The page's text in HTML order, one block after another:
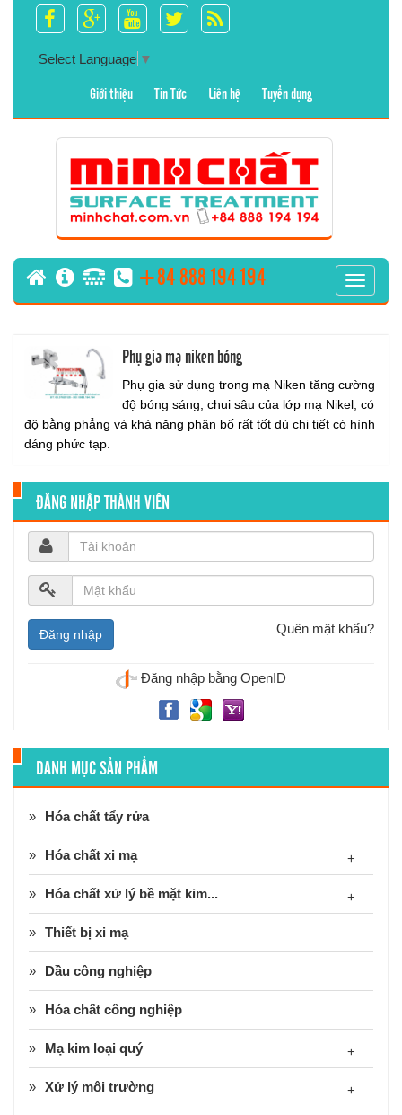
Select Language ▼
Giới thiệu Tin Tức Liên hệ Tuyển dụng
T
o
e
a
g
t
o
n
+84 888 194 194
Phụ gia mạ niken bóng
Phụ gia sử dụng trong mạ Niken tăng cường
độ bóng sáng, chui sâu của lớp mạ Nikel, có
độ bằng phẳng và khả năng phân bố rất tốt dù chi tiết có hình
dáng phức tạp.
ĐĂNG NHẬP THÀNH VIÊN
Quên mật khẩu?
Đăng nhập bằng OpenID
DANH MỤC SẢN PHẨM
Hóa chất tẩy rửa
Hóa chất xi mạ +
Hóa chất xử lý bề mặt kim... +
Thiết bị xi mạ
Dầu công nghiệp
Hóa chất công nghiệp
Mạ kim loại quý +
Xử lý môi trường +